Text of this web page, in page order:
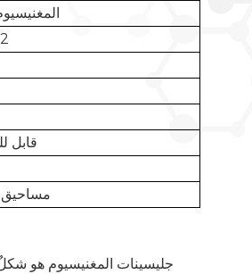
قابل
جليسينات المغنيسيوم هو